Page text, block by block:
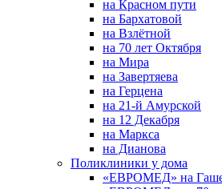
на Красном пути
на Бархатовой
на Взлётной
на 70 лет Октября
на Мира
на Завертяева
на Герцена
на 21-й Амурской
на 12 Декабря
на Маркса
на Дианова
Поликлиники у дома
«ЕВРОМЕД» на